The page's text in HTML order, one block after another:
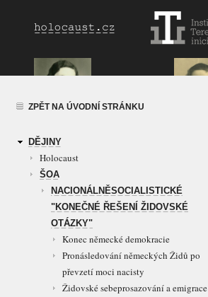
ZPĚT NA ÚVODNÍ STRÁNKU
DĚJINY
Holocaust
ŠOA
NACIONÁLNĚSOCIALISTICKÉ
"KONEČNÉ ŘEŠENÍ ŽIDOVSKÉ
OTÁZKY"
Konec německé demokracie
Pronásledování německých Židů po
převzetí moci nacisty
Židovské sebeprosazování a emigrace